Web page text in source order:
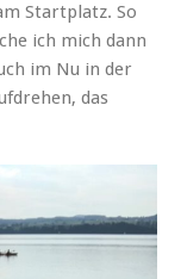
Startplatz. So
ich mich dann
im Nu in der
das